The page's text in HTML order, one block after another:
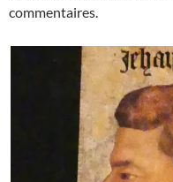
commentaires.